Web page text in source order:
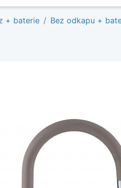
+ baterie Bez odkapu +